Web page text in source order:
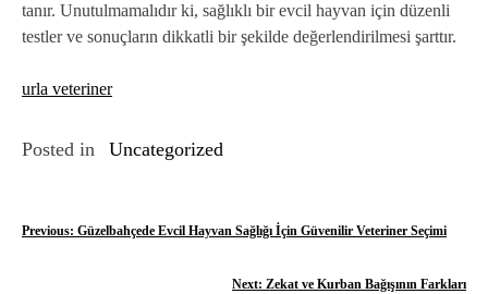
tanır. Unutulmamalıdır ki, sağlıklı bir evcil hayvan için düzenli
testler ve sonuçların dikkatli bir şekilde değerlendirilmesi şarttır.
urla veteriner
Posted in Uncategorized
Y
Previous: Güzelbahçede Evcil Hayvan Sağlığı İçin Güvenilir Veteriner Seçimi
Next: Zekat ve Kurban Bağışının Farkları